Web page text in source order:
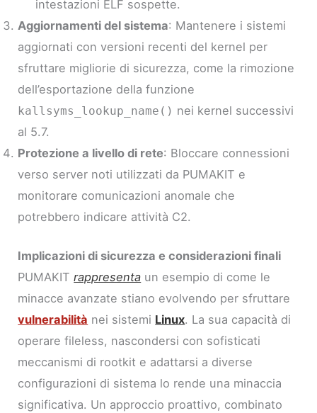
intestazioni ELF sospette.
Aggiornamenti del sistema: Mantenere i sistemi
aggiornati con versioni recenti del kernel per
sfruttare migliorie di sicurezza, come la rimozione
dell’esportazione della funzione
kallsyms_lookup_name() nei kernel successivi
al 5.7.
Protezione a livello di rete: Bloccare connessioni
verso server noti utilizzati da PUMAKIT e
monitorare comunicazioni anomale che
potrebbero indicare attività C2.
Implicazioni di sicurezza e considerazioni finali
PUMAKITrappresenta un esempio di come le
minacce avanzate stiano evolvendo per sfruttare
vulnerabilità nei sistemi Linux. La sua capacità di
operare fileless, nascondersi con sofisticati
meccanismi di rootkit e adattarsi a diverse
configurazioni di sistema lo rende una minaccia
significativa. Un approccio proattivo, combinato